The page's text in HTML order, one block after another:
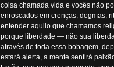
coisa chamada vida e vocês não
enroscados em crenças, dogmas,
entender aquilo que chamamos
porque liberdade — não sua
através de toda essa bobagem,
estará alerta, a mente sentirá